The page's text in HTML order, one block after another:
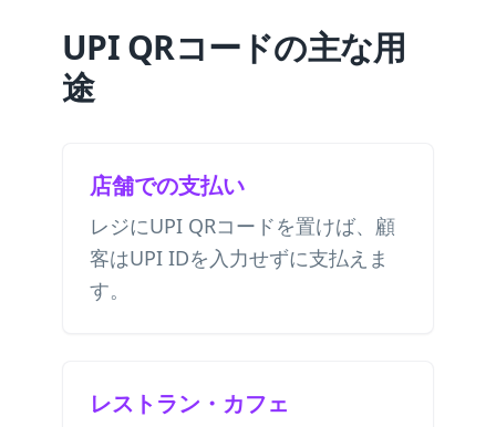
UPI QRコードの主な用
途
店舗での支払い
レジにUPI QRコードを置けば、顧
客はUPI IDを入力せずに支払えま
す。
レストラン・カフェ